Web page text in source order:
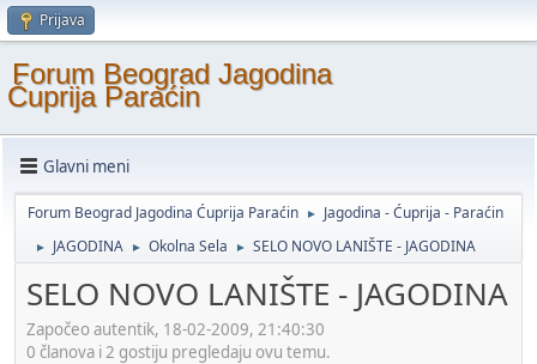
Prijava
Forum Beograd Jagodina
Ćuprija Paraćin
Glavni meni
Forum Beograd Jagodina Ćuprija Paraćin ► Jagodina - Ćuprija - Paraćin
► JAGODINA ► Okolna Sela ► SELO NOVO LANIŠTE - JAGODINA
SELO NOVO LANIŠTE - JAGODINA
Započeo autentik, 18-02-2009, 21:40:30
0 članova i 2 gostiju pregledaju ovu temu.